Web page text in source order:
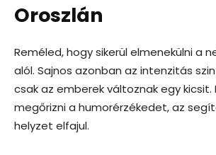
Oroszlán
Reméled, hogy sikerül elmenekülni a
alól. Sajnos azonban az intenzitás
csak az emberek változnak egy kicsit.
megőrizni a humorérzékedet, az
helyzet elfajul.